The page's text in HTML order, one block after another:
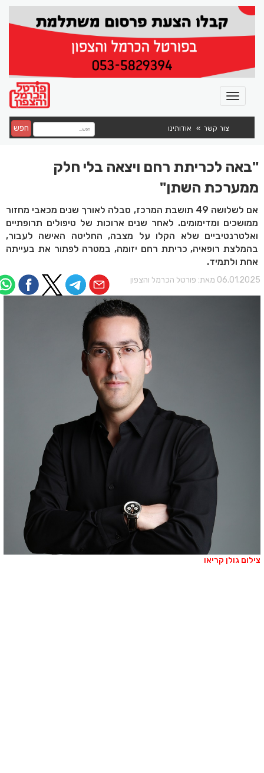
צור קשר אודותינו חפש
"באה לכריתת רחם ויצאה בלי חלק
ממערכת השתן"
אם לשלושה 49 תושבת המרכז, סבלה לאורך שנים מכאבי מחזור
ממושכים ומדימומים. לאחר שנים ארוכות של טיפולים תרופתיים
ואלטרנטיביים שלא הקלו על מצבה, החליטה האישה לעבור,
בהמלצת רופאיה, כריתת רחם יזומה, במטרה לפתור את בעייתה
אחת ולתמיד.
מאת: פורטל הכרמל והצפון
גולן קריאו